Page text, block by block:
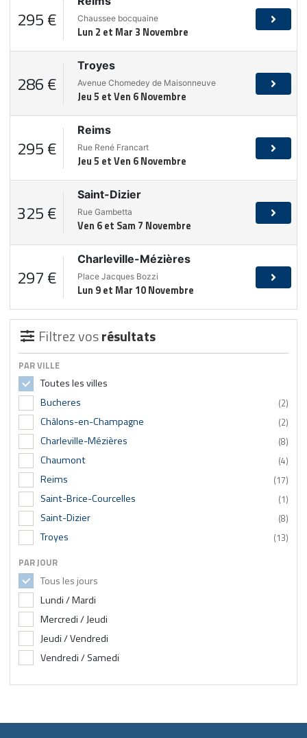
295 € Chaussee bocquaine
Lun 2 et Mar 3 Novembre
286 €
Troyes
Avenue Chomedey de Maisonneuve
Jeu 5 et Ven 6 Novembre
295 €
Reims
Rue René Francart
Jeu 5 et Ven 6 Novembre
325 €
Saint-Dizier
Rue Gambetta
Ven 6 et Sam 7 Novembre
297 €
Charleville-Mézières
Place Jacques Bozzi
Lun 9 et Mar 10 Novembre
Filtrez vosrésultats
PAR VILLE
Toutes les villes
Bucheres
(2)
Châlons-en-Champagne (2)
Charleville-Mézières (8)
Chaumont (4)
Reims (17)
Saint-Brice-Courcelles (1)
Saint-Dizier (8)
Troyes (13)
PAR JOUR
Tous les jours
Lundi / Mardi
Mercredi / Jeudi
Jeudi / Vendredi
Vendredi / Samedi